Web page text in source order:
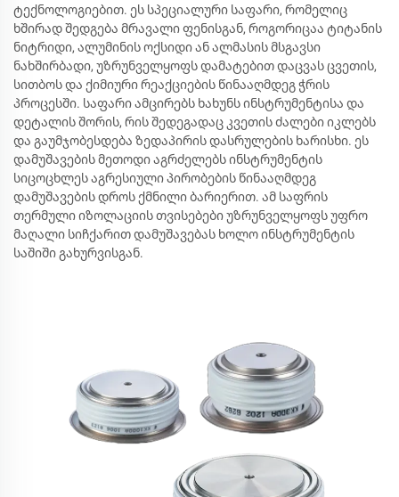
ტექნოლოგიებით. ეს სპეციალური საფარი, რომელიც
ხშირად შედგება მრავალი ფენისგან, როგორიცაა ტიტანის
ნიტრიდი, ალუმინის ოქსიდი ან ალმასის მსგავსი
ნახშირბადი, უზრუნველყოფს დამატებით დაცვას ცვეთის,
სითბოს და ქიმიური რეაქციების წინააღმდეგ ჭრის
პროცესში. საფარი ამცირებს ხახუნს ინსტრუმენტისა და
დეტალის შორის, რის შედეგადაც კვეთის ძალები იკლებს
და გაუმჯობესდება ზედაპირის დასრულების ხარისხი. ეს
დამუშავების მეთოდი აგრძელებს ინსტრუმენტის
სიცოცხლეს აგრესიული პირობების წინააღმდეგ
დამუშავების დროს ქმნილი ბარიერით. ამ საფრის
თერმული იზოლაციის თვისებები უზრუნველყოფს უფრო
მაღალი სიჩქარით დამუშავებას ხოლო ინსტრუმენტის
საშიში გახურვისგან.